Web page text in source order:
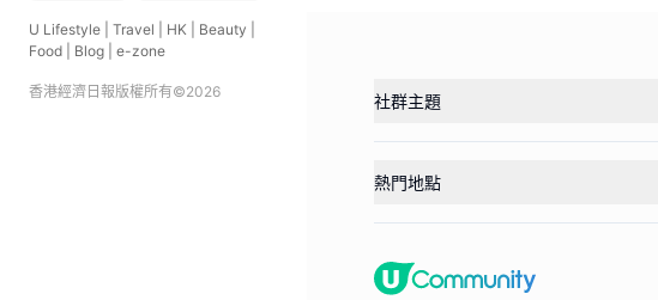
U Lifestyle Travel HK Beauty
Food
Blog e-zone
香港經濟日報版權所有©2026 社群主題
熱門地點